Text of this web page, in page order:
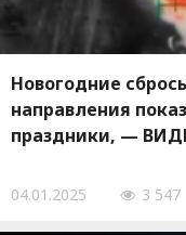
Новогодние
направления
праздники, —
04.01.2025 3 547